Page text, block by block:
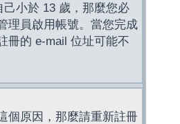
小於 13 歲，那麼您必
理員啟用帳號。當您完成
冊的 e-mail 位址可能不
個原因，那麼請重新註冊